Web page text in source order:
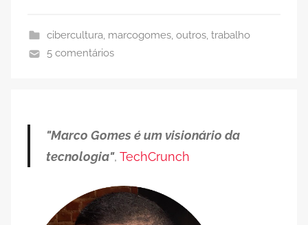
cibercultura, marcogomes, outros, trabalho
5 comentários
"Marco Gomes é um visionário da
tecnologia", TechCrunch